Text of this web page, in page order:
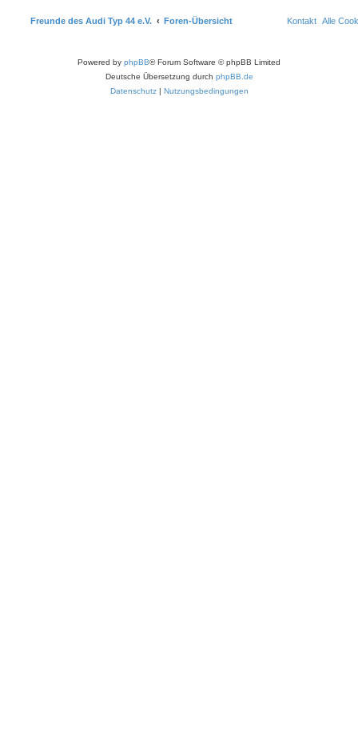
Freunde des Audi Typ 44 e.V. Foren-Übersicht Alle
Kontakt
Powered by phpBB® Forum Software © phpBB Limited
Deutsche Übersetzung durch phpBB.de
Datenschutz| Nutzungsbedingungen